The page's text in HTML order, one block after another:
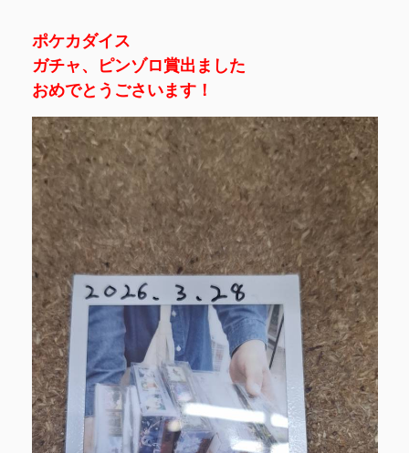
ポケカダイス
ガチャ、ピンゾロ賞出ました
おめでとうごさいます！